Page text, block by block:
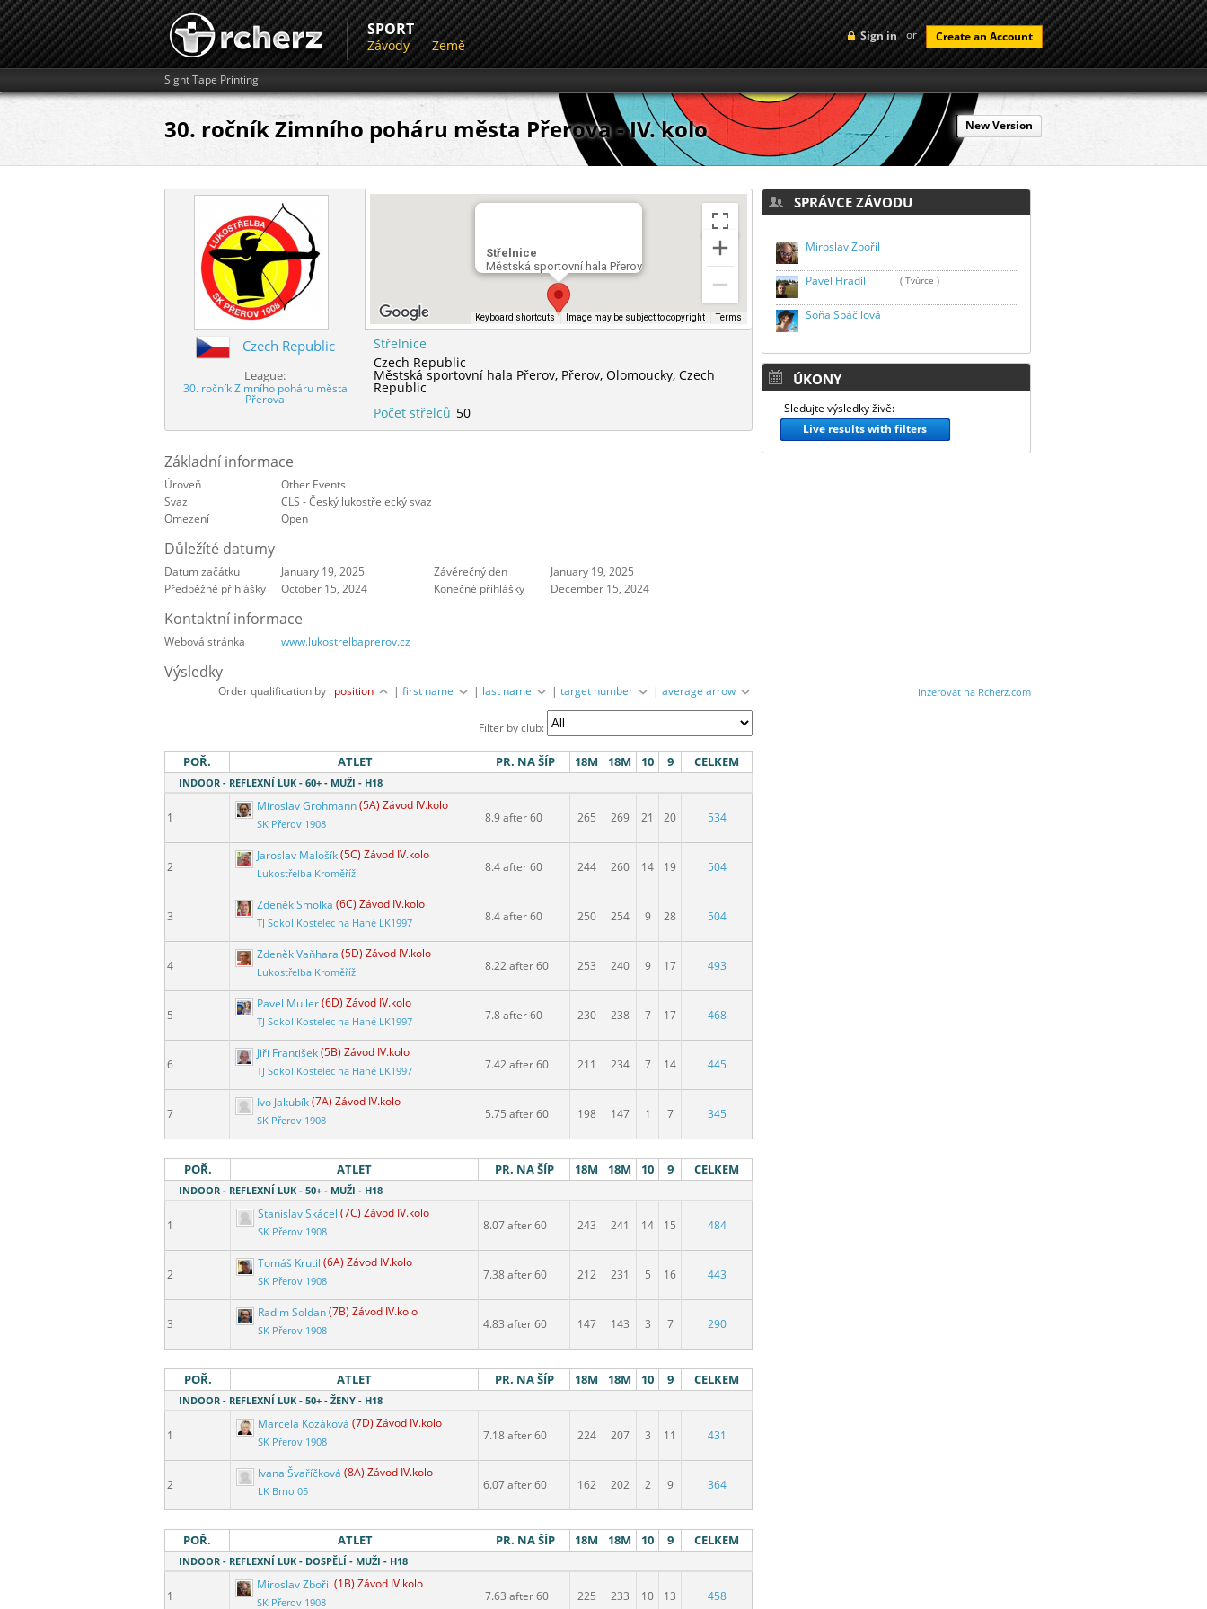
Sign in or Create an Account
SPORT
Závody Země
Sight Tape Printing
30. ročník Zimního poháru města Přerova - IV. kolo New Version
Adresa závodu
Střelnice
Městská sportovní hala Přerov
Keyboard shortcuts Image may be subject to copyright Terms
Czech Republic
League:
30. ročník Zimního poháru města
Přerova
Střelnice
Czech Republic
Městská sportovní hala Přerov, Přerov,Olomoucky,Czech
Republic
Počet střelců 50
Základní informace
Úroveň
Other Events
Svaz
CLS - Český lukostřelecký svaz
Omezení
Open
Důležíté datumy
Datum začátku January 19, 2025 Závěrečný den
January 19, 2025
Předběžné přihlášky
October 15, 2024 Konečné přihlášky December 15, 2024
Kontaktní informace
Webová stránka www.lukostrelbaprerov.cz
Výsledky
Order qualification by : position |first name | last name |target number |average arrow
Filter by club:
POŘ. ATLET PR. NA ŠÍP 18M 18M 10 9 CELKEM
INDOOR - REFLEXNÍ LUK - 60+ - MUŽI - H18
1
Miroslav Grohmann(5A) Závod IV.kolo
SK Přerov 1908 8.9 after 60 265 269 21 20 534
2
Jaroslav Malošík(5C) Závod IV.kolo
Lukostřelba Kroměříž 8.4 after 60 244 260 14 19 504
3
Zdeněk Smolka (6C) Závod IV.kolo
TJ Sokol Kostelec na Hané LK1997 8.4 after 60 250 254 9 28 504
4
Zdeněk Vaňhara (5D) Závod IV.kolo
Lukostřelba Kroměříž 8.22 after 60 253 240 9 17 493
5
Pavel Muller(6D) Závod IV.kolo
TJ Sokol Kostelec na Hané LK1997 7.8 after 60 230 238 7 17 468
6
Jiří František(5B) Závod IV.kolo
TJ Sokol Kostelec na Hané LK1997 7.42 after 60 211 234 7 14 445
7
Ivo Jakubík(7A) Závod IV.kolo
SK Přerov 1908 5.75 after 60 198 147 1 7 345
POŘ. ATLET PR. NA ŠÍP 18M 18M 10 9 CELKEM
INDOOR - REFLEXNÍ LUK - 50+ - MUŽI - H18
1
Stanislav Skácel (7C) Závod IV.kolo
SK Přerov 1908 8.07 after 60 243 241 14 15 484
2
Tomáš Krutil (6A) Závod IV.kolo
SK Přerov 1908 7.38 after 60 212 231 5 16 443
3
Radim Soldan(7B) Závod IV.kolo
SK Přerov 1908 4.83 after 60 147 143 3 7 290
POŘ. ATLET PR. NA ŠÍP 18M 18M 10 9 CELKEM
INDOOR - REFLEXNÍ LUK - 50+ - ŽENY - H18
1
Marcela Kozáková (7D) Závod IV.kolo
SK Přerov 1908 7.18 after 60 224 207 3 11 431
2
Ivana Švaříčková (8A) Závod IV.kolo
LK Brno 05 6.07 after 60 162 202 2 9 364
POŘ. ATLET PR. NA ŠÍP 18M 18M 10 9 CELKEM
INDOOR - REFLEXNÍ LUK - DOSPĚLÍ - MUŽI - H18
1
Miroslav Zbořil (1B) Závod IV.kolo
SK Přerov 1908 7.63 after 60 225 233 10 13 458
SPRÁVCE ZÁVODU
Miroslav Zbořil
Pavel Hradil ( Tvůrce )
Soňa Spáčilová
ÚKONY
Sledujte výsledky živě:
Live results with filters
Inzerovat na Rcherz.com